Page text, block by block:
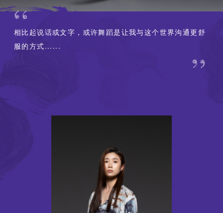
相比起说话或文字，或许舞蹈是让我与这个世界沟通更舒
服的方式......